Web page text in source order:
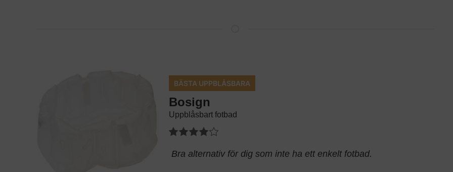
BÄSTA UPPBLÅSBARA
Bosign
Uppblåsbart fotbad
Bra alternativ för dig som inte ha ett enkelt fotbad.